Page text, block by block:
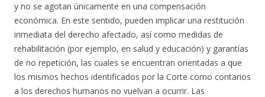
y no se agotan únicamente en una compensación
económica. En este sentido, pueden implicar una restitución
inmediata del derecho afectado, así como medidas de
rehabilitación (por ejemplo, en salud y educación) y garantías
de no repetición, las cuales se encuentran orientadas a que
los mismos hechos identificados por la Corte como contarios
a los derechos humanos no vuelvan a ocurrir. Las